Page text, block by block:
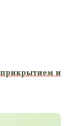
прикрытием и